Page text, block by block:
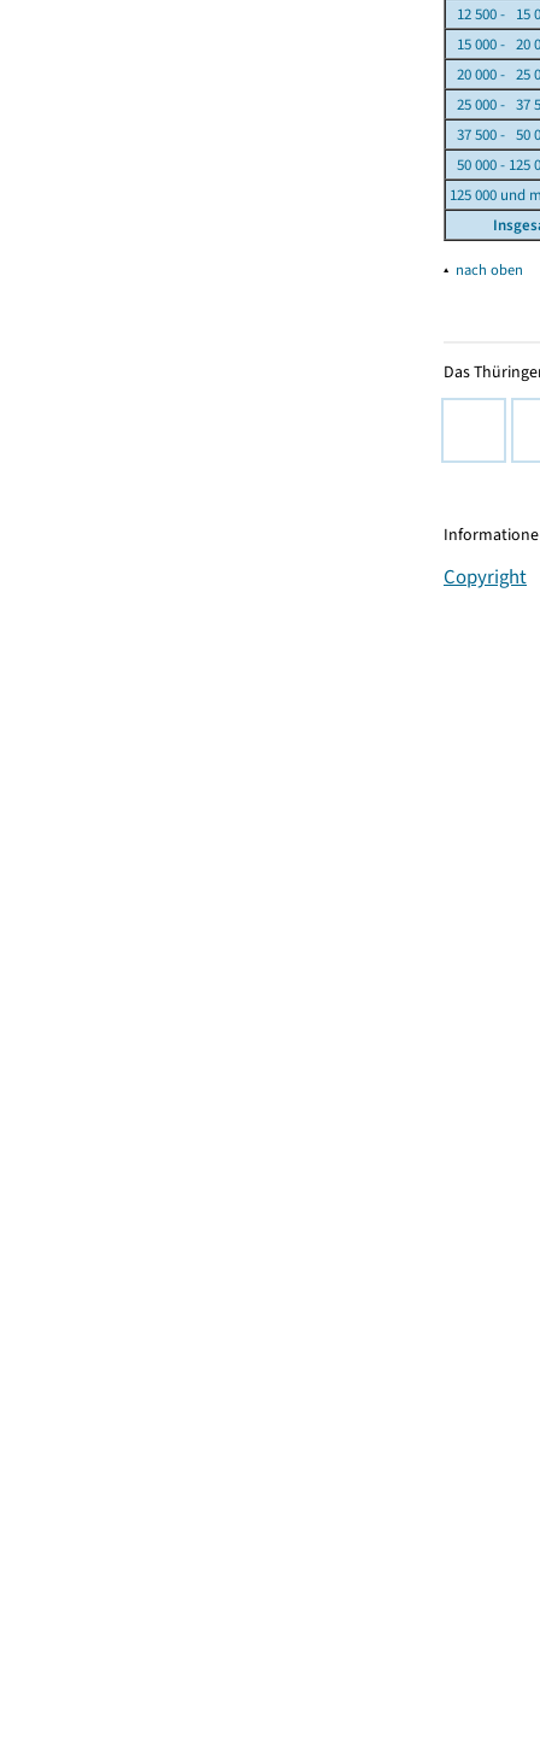
12 500 - 15
15 000 - 20
20 000 - 25
25 000 - 37
37 500 - 50
50 000 - 125
125 000 und
▴ nach oben
Das
Copyright